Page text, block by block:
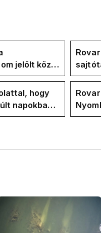
jelölt közül
a Tisza-
és a
hogy
napokban